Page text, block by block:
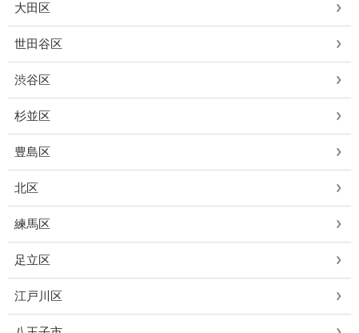
大田区
世田谷区
渋谷区
杉並区
豊島区
北区
練馬区
足立区
江戸川区